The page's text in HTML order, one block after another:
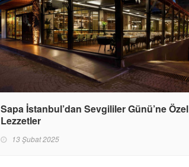
Sapa İstanbul’dan Sevgililer Günü’ne Özel
Lezzetler
13 Şubat 2025